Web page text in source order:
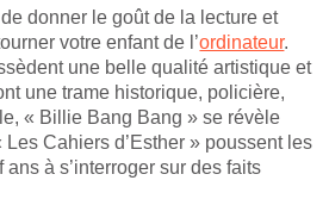
de donner le goût de la lecture et
votre enfant de l’ordinateur.
une belle qualité artistique et
une trame historique, policière,
« Billie Bang Bang » se révèle
Cahiers d’Esther » poussent les
à s’interroger sur des faits